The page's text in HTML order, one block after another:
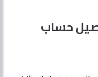
تفاصيل حساب